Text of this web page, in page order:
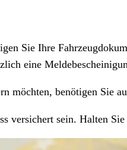
Sie Ihre
eine
möchten, benötigen Sie
versichert sein. Halten